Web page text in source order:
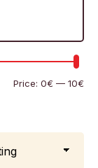
Price: 0€ — 10€